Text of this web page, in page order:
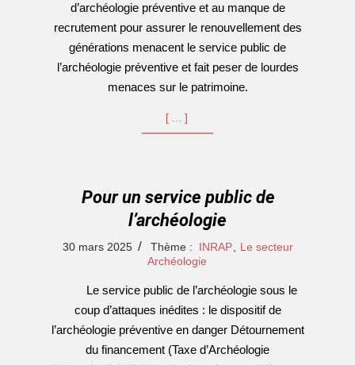
d’archéologie préventive et au manque de
recrutement pour assurer le renouvellement des
générations menacent le service public de
l’archéologie préventive et fait peser de lourdes
menaces sur le patrimoine.
[…]
Pour un service public de
l’archéologie
2025-30 mars 2025 Thème : INRAP
Le secteur
Archéologie
Le service public de l’archéologie sous le
coup d’attaques inédites : le dispositif de
l’archéologie préventive en danger Détournement
du financement (Taxe d’Archéologie